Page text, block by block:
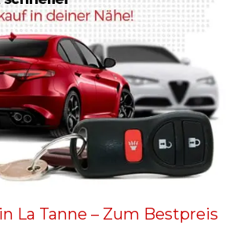
La Tanne – Zum Bestpreis